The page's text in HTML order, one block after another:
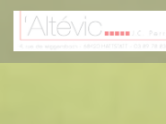
Panel for informasjonskapsler